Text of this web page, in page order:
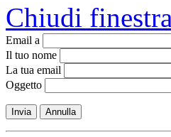
Chiudi finestra
Email a
Il tuo nome
La tua email
Oggetto
Invia Annulla